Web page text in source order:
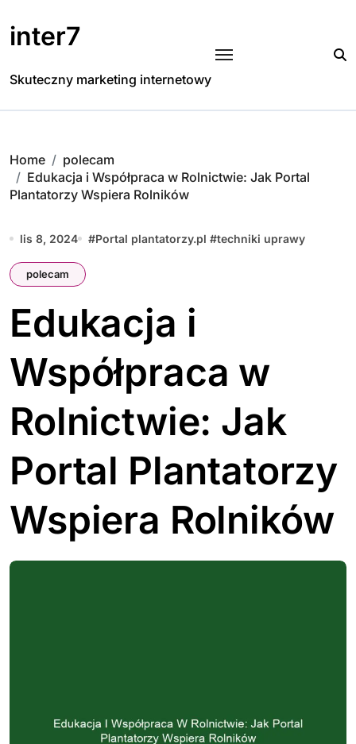
to
content
inter7
Skuteczny marketing internetowy
Home
polecam
Edukacja i Współpraca w Rolnictwie: Jak Portal
Plantatorzy Wspiera Rolników
lis 8, 2024 #Portal plantatorzy.pl #techniki uprawy
polecam
Edukacja i
Współpraca w
Rolnictwie: Jak
Portal Plantatorzy
Wspiera Rolników